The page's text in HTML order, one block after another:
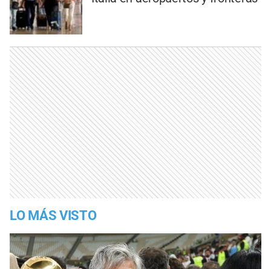
LO MÁS VISTO